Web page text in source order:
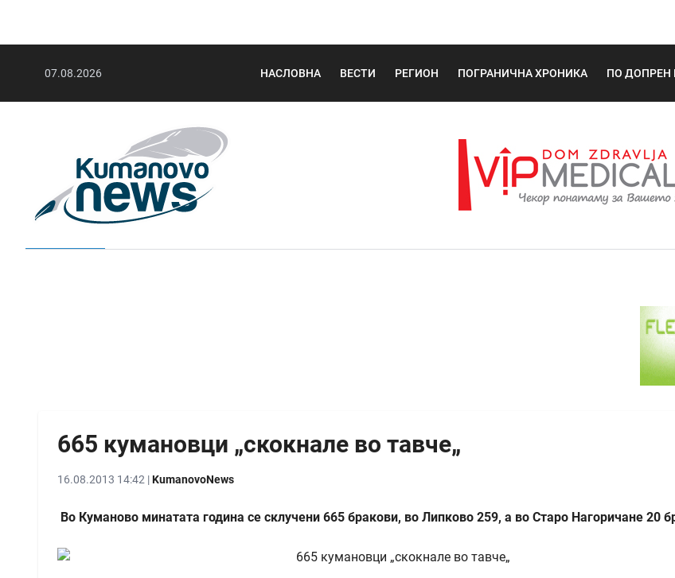
07.08.2026 НАСЛОВНА ВЕСТИ РЕГИОН ПОГРАНИЧНА ХРОНИКА ПО ДОПРЕН
665 кумановци „скокнале во тавче„
16.08.2013 14:42 |KumanovoNews
Во Куманово минатата година се склучени 665 бракови, во Липково 259, а во Старо Нагоричане 20